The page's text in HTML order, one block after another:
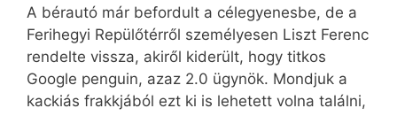
A bérautó már befordult a célegyenesbe, de a
Ferihegyi Repülőtérről személyesen Liszt Ferenc
rendelte vissza, akiről kiderült, hogy titkos
Google penguin, azaz 2.0 ügynök. Mondjuk a
kackiás frakkjából ezt ki is lehetett volna találni,